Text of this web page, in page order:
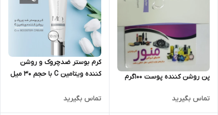
پن روشن کننده پوست 100گرم
تماس بگیرید
کرم بوستر ضدچروک و روشن
کننده ویتامین C با حجم 30 میل
تماس بگیرید